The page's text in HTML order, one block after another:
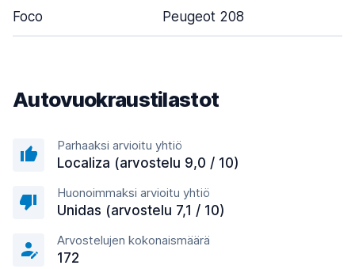
Foco Peugeot 208
Autovuokraustilastot
Parhaaksi arvioitu yhtiö
Localiza (arvostelu 9,0 / 10)
Huonoimmaksi arvioitu yhtiö
Unidas (arvostelu 7,1 / 10)
Arvostelujen kokonaismäärä
172